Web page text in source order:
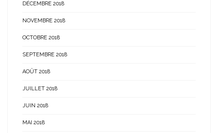
DÉCEMBRE 2018
NOVEMBRE 2018
OCTOBRE 2018
SEPTEMBRE 2018
AOÛT 2018
JUILLET 2018
JUIN 2018
MAI 2018